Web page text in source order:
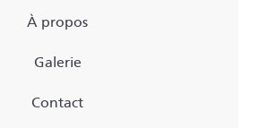
À propos
Galerie
Contact